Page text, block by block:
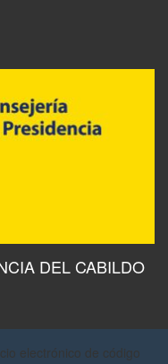
DEL CABILDO
electrónico de código